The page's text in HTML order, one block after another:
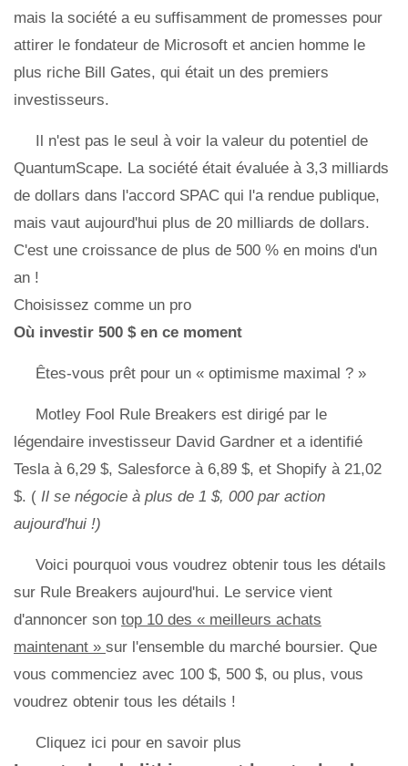
mais la société a eu suffisamment de promesses pour
attirer le fondateur de Microsoft et ancien homme le
plus riche Bill Gates, qui était un des premiers
investisseurs.
Il n'est pas le seul à voir la valeur du potentiel de
QuantumScape. La société était évaluée à 3,3 milliards
de dollars dans l'accord SPAC qui l'a rendue publique,
mais vaut aujourd'hui plus de 20 milliards de dollars.
C'est une croissance de plus de 500 % en moins d'un
an !
Choisissez comme un pro
Où investir 500 $ en ce moment
Êtes-vous prêt pour un « optimisme maximal ? »
Motley Fool Rule Breakers est dirigé par le
légendaire investisseur David Gardner et a identifié
Tesla à 6,29 $, Salesforce à 6,89 $, et Shopify à 21,02
$. ( Il se négocie à plus de 1 $, 000 par action
aujourd'hui !)
Voici pourquoi vous voudrez obtenir tous les détails
sur Rule Breakers aujourd'hui. Le service vient
d'annoncer son top 10 des « meilleurs achats
maintenant » sur l'ensemble du marché boursier. Que
vous commenciez avec 100 $, 500 $, ou plus, vous
voudrez obtenir tous les détails !
Cliquez ici pour en savoir plus